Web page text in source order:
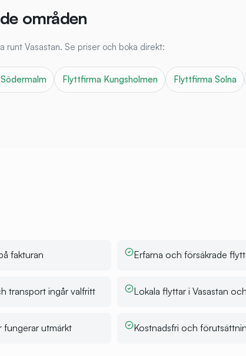
områden
runt Vasastan. Se priser och boka direkt:
Södermalm Flyttfirma Kungsholmen Flyttfirma Solna
fakturan Erfarna och försäkrade
transport ingår valfritt Lokala flyttar i Vasastan
fungerar utmärkt Kostnadsfri och